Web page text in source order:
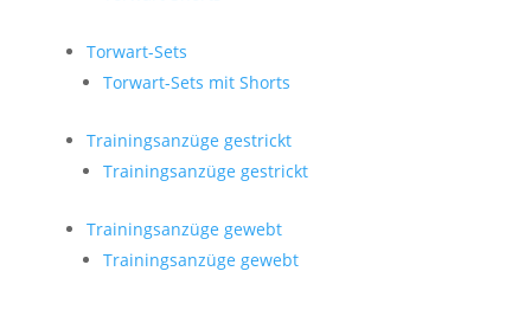
Torwart-Sets
Torwart-Sets mit Shorts
Trainingsanzüge gestrickt
Trainingsanzüge gestrickt
Trainingsanzüge gewebt
Trainingsanzüge gewebt